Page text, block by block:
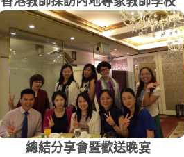
總結分享會暨歡送晚宴